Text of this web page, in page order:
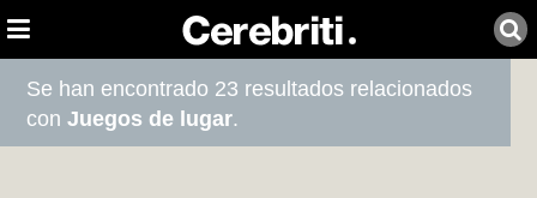
Se han encontrado 23 resultados relacionados
conJuegos de lugar.